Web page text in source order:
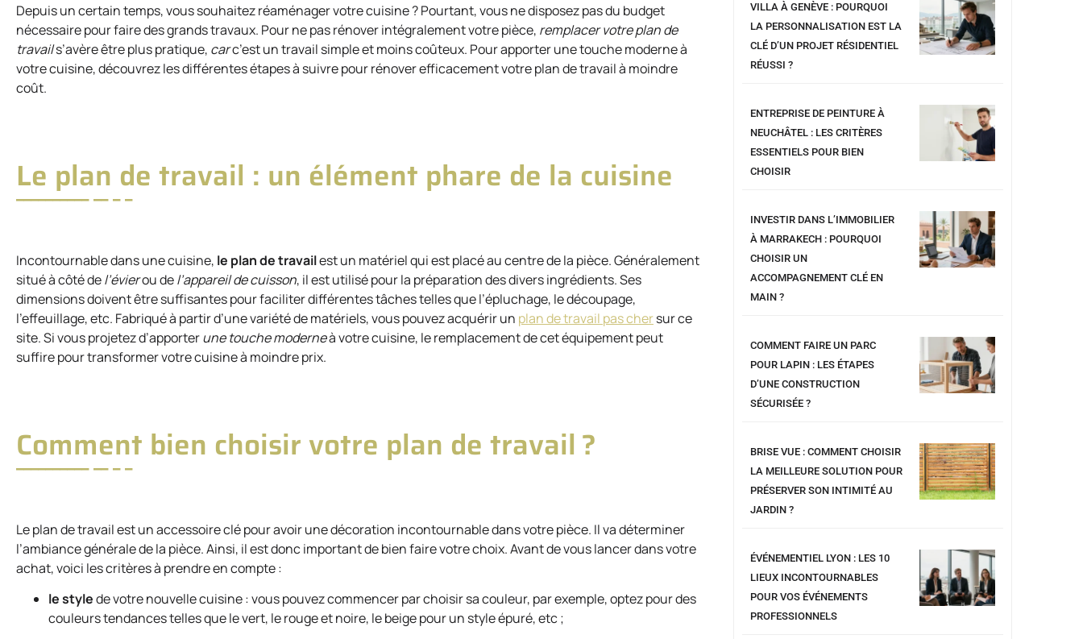
Depuis un certain temps, vous souhaitez réaménager votre cuisine ? Pourtant, vous ne disposez pas du budget
nécessaire pour faire des grands travaux. Pour ne pas rénover intégralement votre pièce, remplacer votre plan de
travails’avère être plus pratique, carc’est un travail simple et moins coûteux. Pour apporter une touche moderne à
votre cuisine, découvrez les différentes étapes à suivre pour rénover efficacement votre plan de travail à moindre
coût.
Le plan de travail : un élément phare de la cuisine
Incontournable dans une cuisine, le plan de travailest un matériel qui est placé au centre de la pièce. Généralement
situé à côté del’évierou del’appareil de cuisson, il est utilisé pour la préparation des divers ingrédients. Ses
dimensions doivent être suffisantes pour faciliter différentes tâches telles que l’épluchage, le découpage,
l’effeuillage, etc. Fabriqué à partir d’une variété de matériels, vous pouvez acquérir un plan de travail pas chersur ce
site. Si vous projetez d’apporterune touche moderneà votre cuisine, le remplacement de cet équipement peut
suffire pour transformer votre cuisine à moindre prix.
Comment bien choisir votre plan de travail ?
Le plan de travail est un accessoire clé pour avoir une décoration incontournable dans votre pièce. Il va déterminer
l’ambiance générale de la pièce. Ainsi, il est donc important de bien faire votre choix. Avant de vous lancer dans votre
achat, voici les critères à prendre en compte :
le stylede votre nouvelle cuisine : vous pouvez commencer par choisir sa couleur, par exemple, optez pour des
couleurs tendances telles que le vert, le rouge et noire, le beige pour un style épuré, etc ;
VILLA À GENÈVE : POURQUOI
LA PERSONNALISATION EST LA
CLÉ D’UN PROJET RÉSIDENTIEL
RÉUSSI ?
ENTREPRISE DE PEINTURE À
NEUCHÂTEL : LES CRITÈRES
ESSENTIELS POUR BIEN
CHOISIR
INVESTIR DANS L’IMMOBILIER
À MARRAKECH : POURQUOI
CHOISIR UN
ACCOMPAGNEMENT CLÉ EN
MAIN ?
COMMENT FAIRE UN PARC
POUR LAPIN : LES ÉTAPES
D’UNE CONSTRUCTION
SÉCURISÉE ?
BRISE VUE : COMMENT CHOISIR
LA MEILLEURE SOLUTION POUR
PRÉSERVER SON INTIMITÉ AU
JARDIN ?
ÉVÉNEMENTIEL LYON : LES 10
LIEUX INCONTOURNABLES
POUR VOS ÉVÉNEMENTS
PROFESSIONNELS